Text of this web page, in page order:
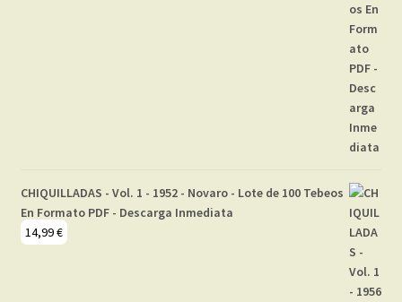
CHIQUILLADAS - Vol. 1 - 1952 - Novaro - Lote de 100 Tebeos
En Formato PDF - Descarga Inmediata
14,99€